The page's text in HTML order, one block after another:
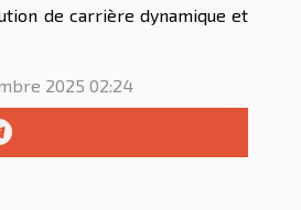
de carrière dynamique et
2025 02:24